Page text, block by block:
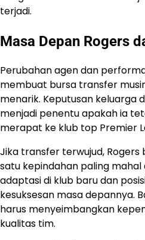
terjadi.
Masa Depan Rogers
Perubahan agen dan
membuat bursa transfer
menarik. Keputusan keluarga
menjadi penentu apakah ia
merapat ke klub top Premier
Jika transfer terwujud,
satu kepindahan paling mahal
adaptasi di klub baru dan
kesuksesan masa depannya.
harus menyeimbangkan
kualitas tim.